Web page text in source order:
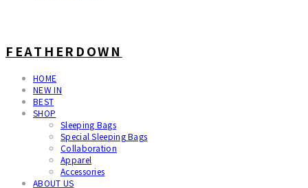
FEATHERDOWN
HOME
NEW IN
BEST
SHOP
Sleeping Bags
Special Sleeping Bags
Collaboration
Apparel
Accessories
ABOUT US